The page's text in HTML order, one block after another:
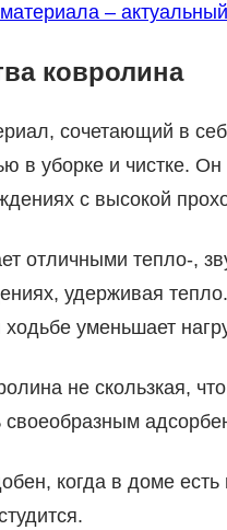
–
ковролина
сочетающий в
в уборке и чистке.
с высокой
отличными тепло-,
удерживая
ходьбе уменьшает
не скользкая,
своеобразным
когда в доме